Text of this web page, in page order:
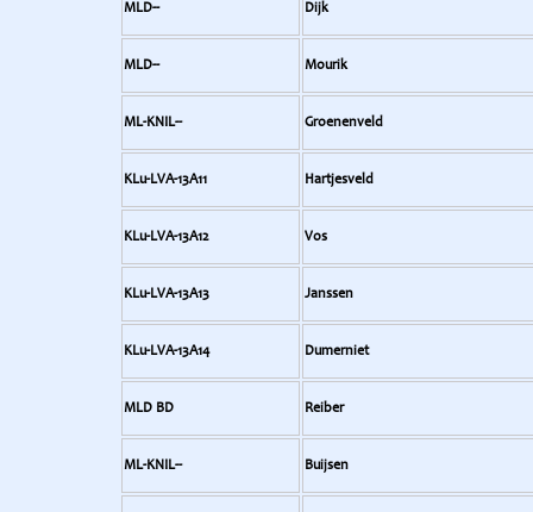
MLD-- Dijk
MLD-- Mourik
ML-KNIL-- Groenenveld
KLu-LVA-13A11 Hartjesveld
KLu-LVA-13A12 Vos
KLu-LVA-13A13 Janssen
KLu-LVA-13A14 Dumerniet
MLD BD Reiber
ML-KNIL-- Buijsen